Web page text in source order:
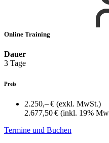
Online Training
Dauer
3 Tage
Preis
2.250,– € (exkl. MwSt.)
2.677,50 € (inkl. 19%
Termine und Buchen